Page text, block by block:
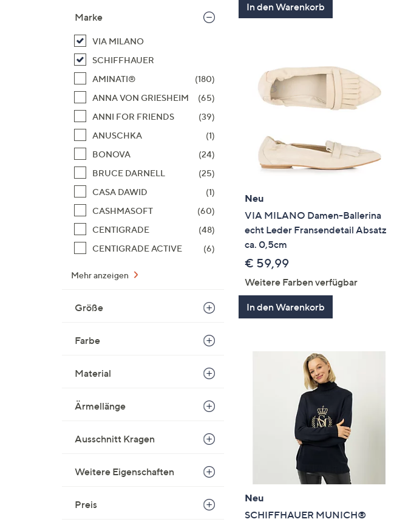
Marke
VIA MILANO
SCHIFFHAUER
AMINATI®
(180)
ANNA VON GRIESHEIM
(65)
ANNI FOR FRIENDS
(39)
ANUSCHKA
(1)
BONOVA
(24)
BRUCE DARNELL
(25)
CASA DAWID
(1)
CASHMASOFT
(60)
CENTIGRADE
(48)
CENTIGRADE ACTIVE
(6)
Mehr anzeigen
Größe
Farbe
Material
Ärmellänge
Ausschnitt Kragen
Weitere Eigenschaften
Preis
In den Warenkorb
Neu
VIA MILANO Damen-Ballerina
echt Leder Fransendetail Absatz
ca. 0,5cm
€ 59,99
Weitere Farben verfügbar
In den Warenkorb
Neu
SCHIFFHAUER MUNICH®